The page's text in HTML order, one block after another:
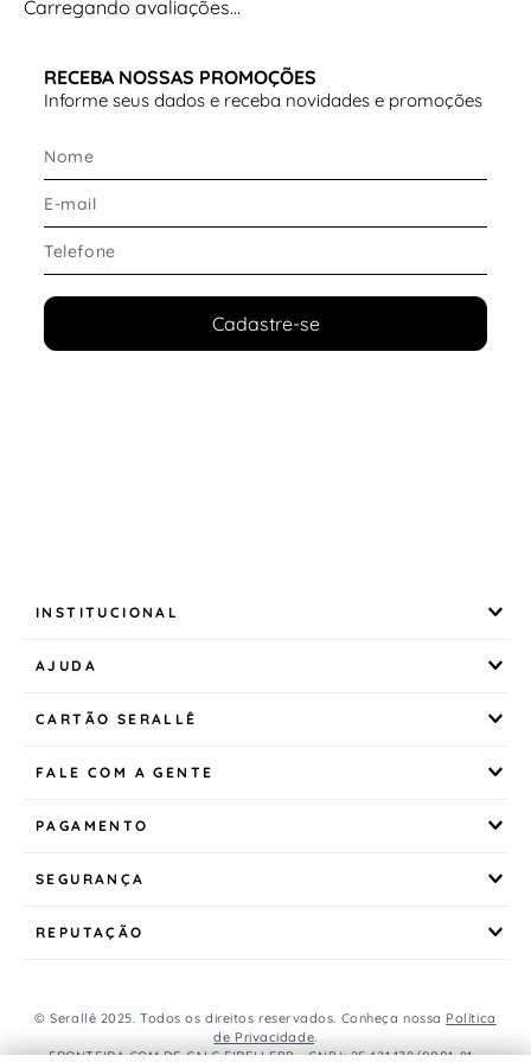
Carregando avaliações…
RECEBA NOSSAS PROMOÇÕES
Informe seus dados e receba novidades e promoções
Cadastre-se
INSTITUCIONAL
AJUDA
CARTÃO SERALLÊ
FALE COM A GENTE
PAGAMENTO
SEGURANÇA
REPUTAÇÃO
© Serallê 2025. Todos os direitos reservados. Conheça nossa Política
de Privacidade.
FRONTEIRA COM DE CALC EIRELI EPP - CNPJ: 25.421.179/0001-81 -